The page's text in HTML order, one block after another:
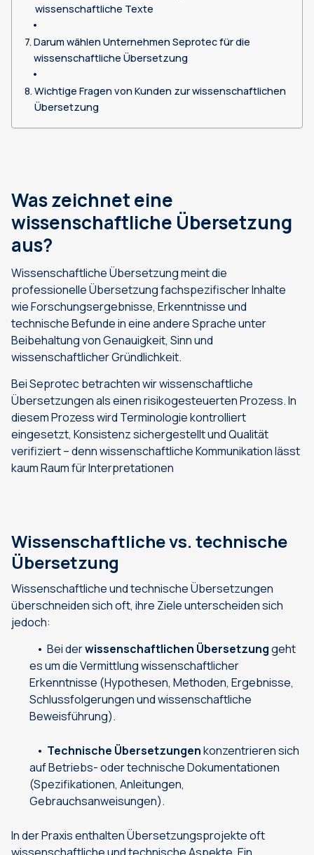
wissenschaftliche Texte
Darum wählen Unternehmen Seprotec für die
wissenschaftliche Übersetzung
Wichtige Fragen von Kunden zur wissenschaftlichen
Übersetzung
Was zeichnet eine
wissenschaftliche Übersetzung
aus?
Wissenschaftliche Übersetzung meint die
professionelle Übersetzung fachspezifischer Inhalte
wie Forschungsergebnisse, Erkenntnisse und
technische Befunde in eine andere Sprache unter
Beibehaltung von Genauigkeit, Sinn und
wissenschaftlicher Gründlichkeit.
Bei Seprotec betrachten wir wissenschaftliche
Übersetzungen als einen risikogesteuerten Prozess. In
diesem Prozess wird Terminologie kontrolliert
eingesetzt, Konsistenz sichergestellt und Qualität
verifiziert – denn wissenschaftliche Kommunikation lässt
kaum Raum für Interpretationen
Wissenschaftliche vs. technische
Übersetzung
Wissenschaftliche und technische Übersetzungen
überschneiden sich oft, ihre Ziele unterscheiden sich
jedoch:
Bei derwissenschaftlichen Übersetzunggeht
es um die Vermittlung wissenschaftlicher
Erkenntnisse (Hypothesen, Methoden, Ergebnisse,
Schlussfolgerungen und wissenschaftliche
Beweisführung).
Technische Übersetzungenkonzentrieren sich
auf Betriebs- oder technische Dokumentationen
(Spezifikationen, Anleitungen,
Gebrauchsanweisungen).
In der Praxis enthalten Übersetzungsprojekte oft